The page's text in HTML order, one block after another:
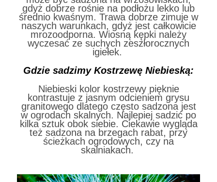
gdyż dobrze rośnie na podłożu lekko lub
średnio kwaśnym. Trawa dobrze zimuje w
naszych warunkach, gdyż jest całkowicie
mrozoodporna. Wiosną kępki należy
wyczesać ze suchych zeszłorocznych
igiełek.
Gdzie sadzimy Kostrzewę Niebieską:
Niebieski kolor kostrzewy pięknie
kontrastuje z jasnym odcieniem grysu
granitowego dlatego często sadzona jest
w ogrodach skalnych. Najlepiej sadzić po
kilka sztuk obok siebie. Ciekawie wygląda
też sadzona na brzegach rabat, przy
ścieżkach ogrodowych, czy na
skalniakach.